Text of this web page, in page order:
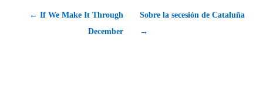
← If We Make It Through
December
Sobre la secesión de Cataluña
→